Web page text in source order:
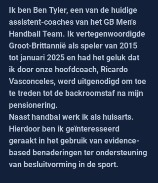
Ik ben Ben Tyler, een van de huidige
assistent-coaches van het GB Men's
Handball Team. Ik vertegenwoordigde
Groot-Brittannië als speler van 2015
tot januari 2025 en had het geluk dat
ik door onze hoofdcoach, Ricardo
Vasconceles, werd uitgenodigd om toe
te treden tot de backroomstaf na mijn
pensionering.
Naast handbal werk ik als huisarts.
Hierdoor ben ik geïnteresseerd
geraakt in het gebruik van evidence-
based benaderingen ter ondersteuning
van besluitvorming in de sport.